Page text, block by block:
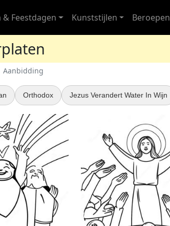
& Feestdagen Kunststijlen Beroepen
Aanbidding
Orthodox Jezus Verandert Water In Wijn